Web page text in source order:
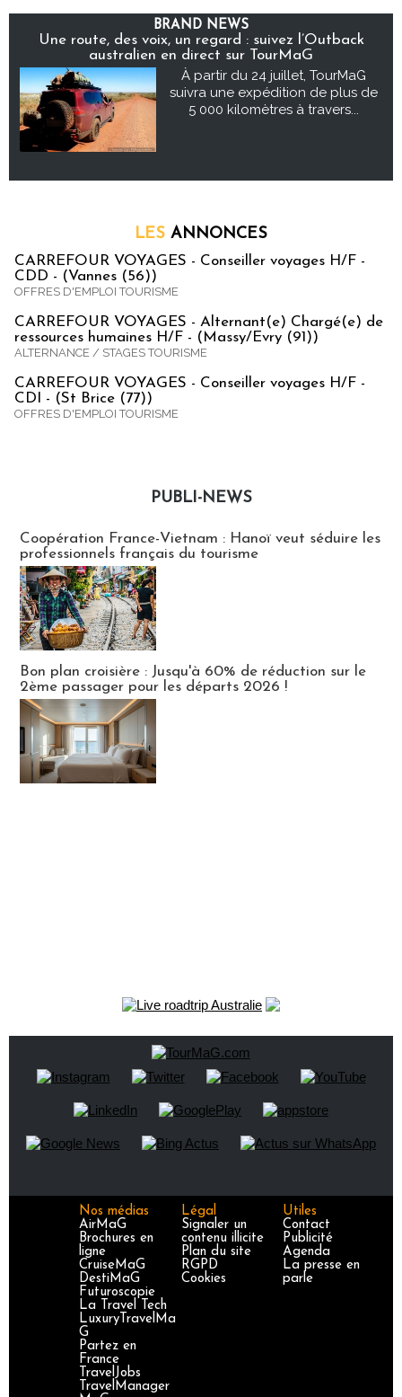
BRAND NEWS
Une route, des voix, un regard : suivez l’Outback
australien en direct sur TourMaG
À partir du 24 juillet, TourMaG
suivra une expédition de plus de
5 000 kilomètres à travers...
LES ANNONCES
CARREFOUR VOYAGES - Conseiller voyages H/F -
CDD - (Vannes (56))
OFFRES D'EMPLOI TOURISME
CARREFOUR VOYAGES - Alternant(e) Chargé(e) de
ressources humaines H/F - (Massy/Evry (91))
ALTERNANCE / STAGES TOURISME
CARREFOUR VOYAGES - Conseiller voyages H/F -
CDI - (St Brice (77))
OFFRES D'EMPLOI TOURISME
PUBLI-NEWS
Coopération France-Vietnam : Hanoï veut séduire les
professionnels français du tourisme
Bon plan croisière : Jusqu'à 60% de réduction sur le
2ème passager pour les départs 2026 !
Nos médias
AirMaG
Brochures en
ligne
CruiseMaG
DestiMaG
Futuroscopie
La Travel Tech
LuxuryTravelMa
G
Partez en
France
TravelJobs
TravelManager
Légal
Signaler un
contenu illicite
Plan du site
RGPD
Cookies
Utiles
Contact
Publicité
Agenda
La presse en
parle